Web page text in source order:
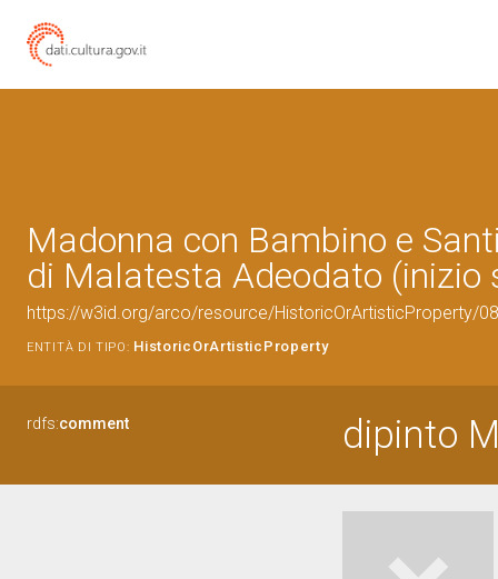
Madonna con Bambino e
di Malatesta Adeodato (inizio
https://w3id.org/arco/resource/HistoricOrArtisticProperty/
ENTITÀ DI TIPO: HistoricOrArtisticProperty
rdfs:comment dipinto